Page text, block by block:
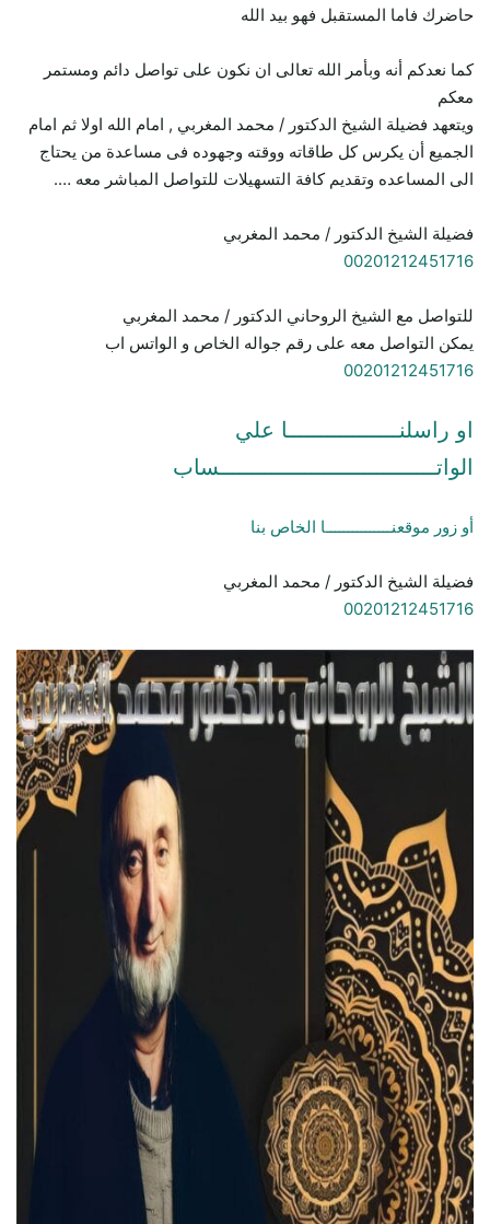
حاضرك فاما المستقبل فهو بيد الله
كما نعدكم أنه وبأمر الله تعالى ان نكون على تواصل دائم ومستمر
معكم
ويتعهد فضيلة الشيخ الدكتور / محمد المغربي , امام الله اولا ثم امام
الجميع أن يكرس كل طاقاته ووقته وجهوده فى مساعدة من يحتاج
الى المساعده وتقديم كافة التسهيلات للتواصل المباشر معه ….
فضيلة الشيخ الدكتور / محمد المغربي
00201212451716
للتواصل مع الشيخ الروحاني الدكتور / محمد المغربي
يمكن التواصل معه على رقم جواله الخاص و الواتس اب
00201212451716
او راسلنـــــــــــــــــا علي
الواتـــــــــــــــــــــــــــــــــساب
أو زور موقعنـــــــــــــــا الخاص بنا
فضيلة الشيخ الدكتور / محمد المغربي
00201212451716